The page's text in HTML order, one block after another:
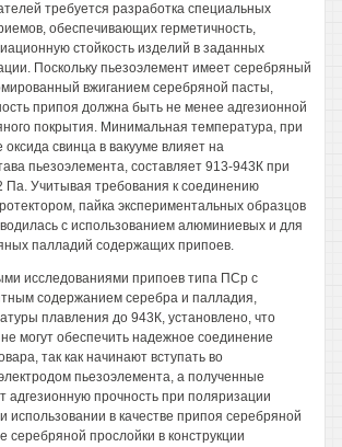
требуется разработка специальных
обеспечивающих герметичность,
стойкость изделий в заданных
Поскольку пьезоэлемент имеет серебряный
вжиганием серебряной пасты,
припоя должна быть не менее адгезионной
покрытия. Минимальная температура, при
свинца в вакууме влияет на
пьезоэлемента, составляет 913-943К при
Па. Учитывая требования к соединению
пайка экспериментальных образцов
с использованием алюминиевых и для
палладий содержащих припоев.
исследованиями припоев типа ПСр с
содержанием серебра и палладия,
плавления до 943К, установлено, что
могут обеспечить надежное соединение
так как начинают вступать во
пьезоэлемента, а полученные
адгезионную прочность при поляризации
использовании в качестве припоя серебряной
серебряной прослойки в конструкции